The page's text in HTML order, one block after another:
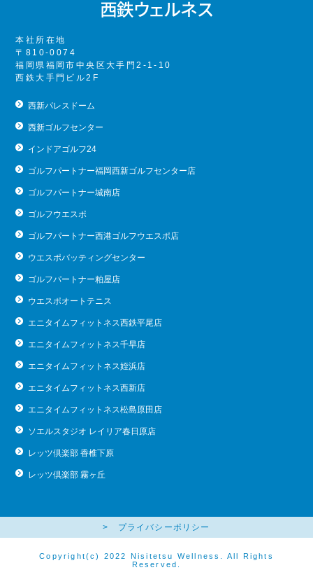
本社所在地
〒810-0074
福岡県福岡市中央区大手門2-1-10
西鉄大手門ビル2F
西新パレスドーム
西新ゴルフセンター
インドアゴルフ24
ゴルフパートナー福岡西新ゴルフセンター店
ゴルフパートナー城南店
ゴルフウエスポ
ゴルフパートナー西港ゴルフウエスポ店
ウエスポバッティングセンター
ゴルフパートナー粕屋店
ウエスポオートテニス
エニタイムフィットネス西鉄平尾店
エニタイムフィットネス千早店
エニタイムフィットネス姪浜店
エニタイムフィットネス西新店
エニタイムフィットネス松島原田店
ソエルスタジオ レイリア春日原店
レッツ倶楽部 香椎下原
レッツ倶楽部 霧ヶ丘
> プライバシーポリシー
Copyright(c) 2022 Nisitetsu Wellness. All Rights
Reserved.